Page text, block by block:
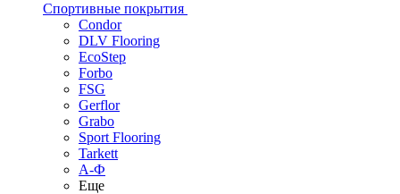
Спортивные покрытия
Condor
DLV Flooring
EcoStep
Forbo
FSG
Gerflor
Grabo
Sport Flooring
Tarkett
А-Ф
Еще